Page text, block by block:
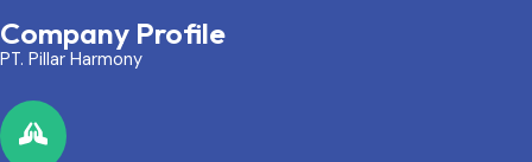
Company Profile
PT. Pillar Harmony